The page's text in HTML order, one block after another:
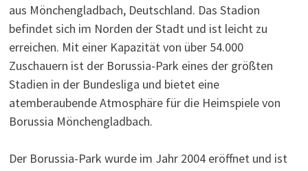
aus Mönchengladbach, Deutschland. Das Stadion
befindet sich im Norden der Stadt und ist leicht zu
erreichen. Mit einer Kapazität von über 54.000
Zuschauern ist der Borussia-Park eines der größten
Stadien in der Bundesliga und bietet eine
atemberaubende Atmosphäre für die Heimspiele von
Borussia Mönchengladbach.
Der Borussia-Park wurde im Jahr 2004 eröffnet und ist